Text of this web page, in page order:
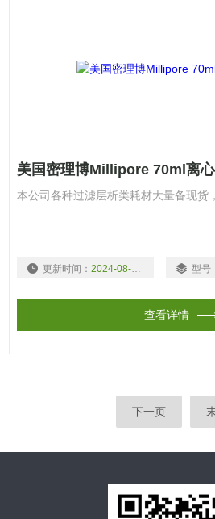
美国密理博Millipore 70ml离
本公司各种过滤层析类耗材大量备现货
更新时间： 2024-08-03 型号
查看详情
下一页